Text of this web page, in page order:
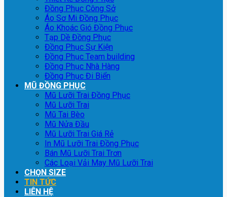
Đồng Phục Công Sở
Áo Sơ Mi Đồng Phục
Áo Khoác Gió Đồng Phục
Tạp Dề Đồng Phục
Đồng Phục Sự Kiện
Đồng Phục Team building
Đồng Phục Nhà Hàng
Đồng Phục Đi Biển
MŨ ĐỒNG PHỤC
Mũ Lưỡi Trai Đồng Phục
Mũ Lưỡi Trai
Mũ Tai Bèo
Mũ Nửa Đầu
Mũ Lưỡi Trai Giá Rẻ
In Mũ Lưỡi Trai Đồng Phục
Bán Mũ Lưỡi Trai Trơn
Các Loại Vải May Mũ Lưỡi Trai
CHỌN SIZE
TIN TỨC
LIÊN HỆ